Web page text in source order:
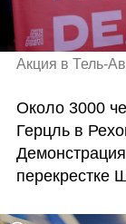
Акция в Тель-
Около 3000
Герцль в
перекрестке